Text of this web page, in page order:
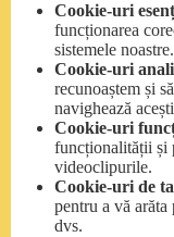
Cookie-uri
funcționarea
sistemele noastre.
Cookie-uri
recunoaștem și
navighează
Cookie-uri
funcționalității și
videoclipurile.
Cookie-uri de
pentru a vă
dvs.